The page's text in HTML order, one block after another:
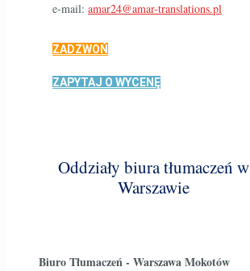
e-mail:amar24@amar-translations.pl
ZADZWOŃ
ZAPYTAJ O WYCENĘ
Oddziały biura tłumaczeń w
Warszawie
Biuro Tłumaczeń - Warszawa Mokotów